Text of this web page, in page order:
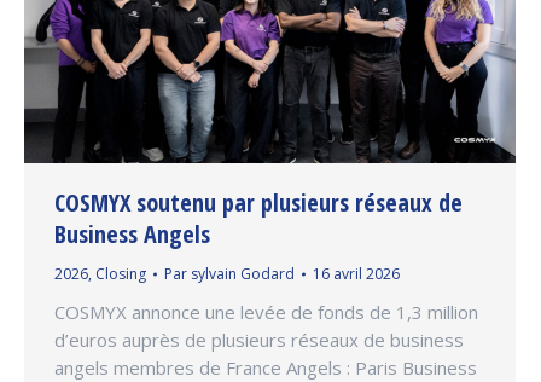
COSMYX soutenu par plusieurs réseaux de
Business Angels
2026, Closing Par sylvain Godard 16 avril 2026
COSMYX annonce une levée de fonds de 1,3 million
d’euros auprès de plusieurs réseaux de business
angels membres de France Angels : Paris Business